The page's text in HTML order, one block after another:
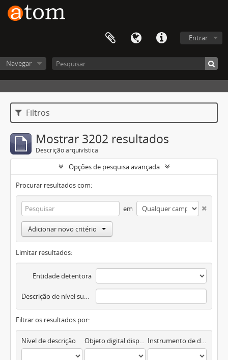
Entrar
Navegar
Filtros
Mostrar 3202 resultados
Descrição arquivística
Opções de pesquisa avançada
Procurar resultados com:
em
Adicionar novo critério
Limitar resultados:
Entidade detentora
Descrição de nível superior
Filtrar os resultados por:
Nível de descrição Objeto digital disponível Instrumento de descrição documental